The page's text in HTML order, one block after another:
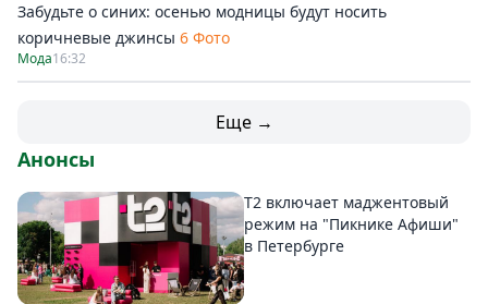
Забудьте о синих: осенью модницы будут носить
коричневые джинсы 6 Фото
Мода16:32
Еще →
Анонсы
Т2 включает маджентовый
режим на "Пикнике Афиши"
в Петербурге